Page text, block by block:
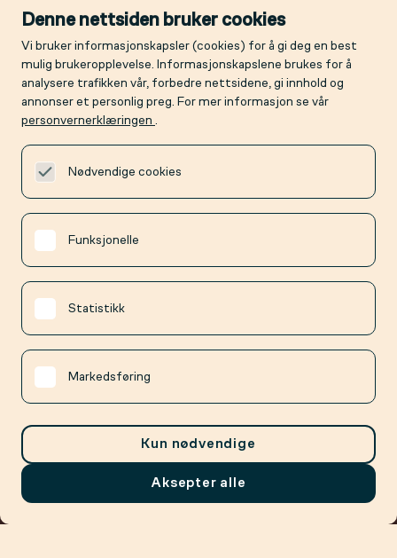
Meny
Denne nettsiden bruker cookies
Vi bruker informasjonskapsler (cookies) for å gi deg en best
mulig brukeropplevelse. Informasjonskapslene brukes for å
analysere trafikken vår, forbedre nettsidene, gi innhold og
annonser et personlig preg. For mer informasjon se vår
personvernerklæringen .
Nødvendige cookies
Funksjonelle
Statistikk
Markedsføring
Kun nødvendige
Aksepter alle